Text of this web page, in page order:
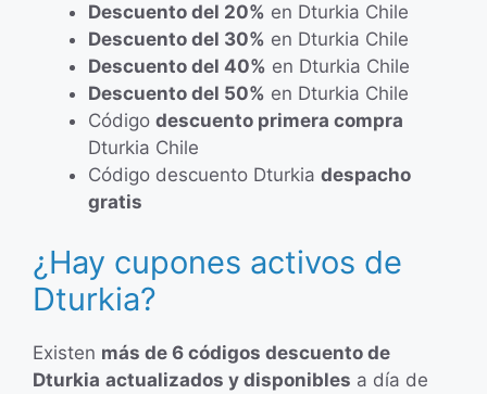
Descuento del 20% en Dturkia Chile
Descuento del 30% en Dturkia Chile
Descuento del 40% en Dturkia Chile
Descuento del 50% en Dturkia Chile
Código descuento primera compra
Dturkia Chile
Código descuento Dturkia despacho
gratis
¿Hay cupones activos de
Dturkia?
Existen más de 6 códigos descuento de
Dturkia actualizados y disponibles a día de